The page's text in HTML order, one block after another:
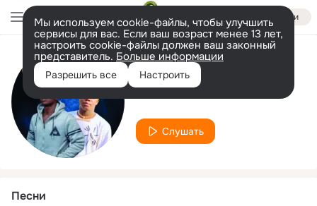
Войти
Мы используем cookie-файлы, чтобы улучшить
сервисы для вас. Если ваш возраст менее 13 лет,
настроить cookie-файлы должен ваш законный
представитель. Больше информации
Разрешить все Настроить
Исполнитель
Sunitea
Слушать
Песни